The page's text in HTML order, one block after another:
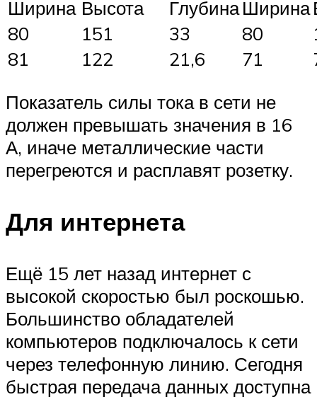
Ширина Высота ГлубинаШирина
80
151 33 80
81
122 21,6 71
Показатель силы тока в сети не
должен превышать значения в 16
А, иначе металлические части
перегреются и расплавят розетку.
Для интернета
Ещё 15 лет назад интернет с
высокой скоростью был роскошью.
Большинство обладателей
компьютеров подключалось к сети
через телефонную линию. Сегодня
быстрая передача данных доступна